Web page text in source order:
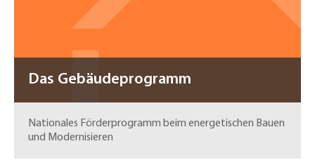
Das Gebäudeprogramm
Nationales Förderprogramm beim energetischen Bauen
und Modernisieren